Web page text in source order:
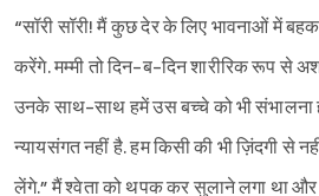
“सॉरी सॉरी! मैं कुछ देर के लिए भावनाओं में
करेंगे. मम्मी तो दिन-ब-दिन शारीरिक रूप से
उनके साथ-साथ हमें उस बच्चे को भी संभालना
न्यायसंगत नहीं है. हम किसी की भी ज़िंदगी से
लेंगे.” मैं श्‍वेता को थपक कर सुलाने लगा था और